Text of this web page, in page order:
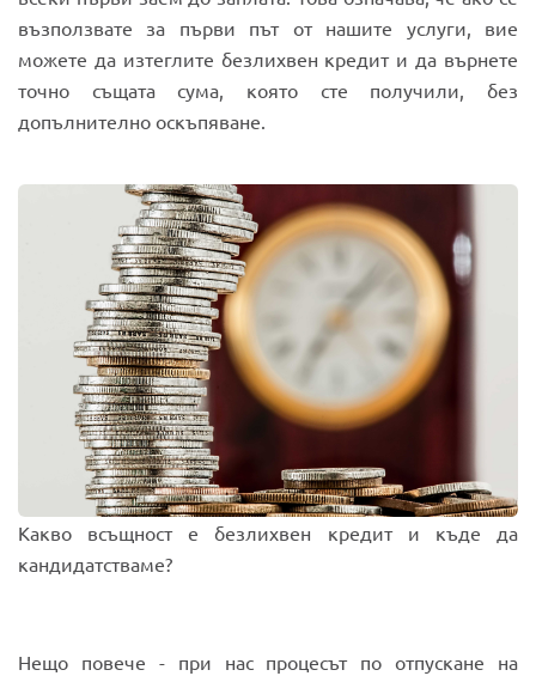
възползвате за първи път от нашите услуги, вие
можете да изтеглите безлихвен кредит и да върнете
точно същата сума, която сте получили, без
допълнително оскъпяване.
Какво всъщност е безлихвен кредит и къде да
кандидатстваме?
Нещо повече - при нас процесът по отпускане на